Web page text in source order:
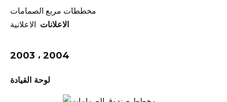
مخططات مربع الصمامات
الاعلانات الاعلانية
2003 ، 2004
لوحة القيادة